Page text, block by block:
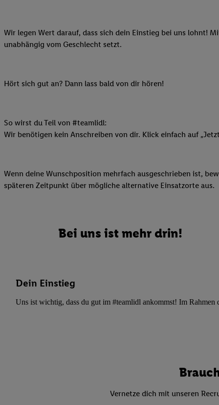
Wir legen Wert darauf, dass sich dein Einstieg bei uns lohnt!
unabhängig vom Geschlecht setzt.
Hört sich gut an? Dann lass bald von dir hören!
So wirst du Teil von #teamlidl:
Wir benötigen kein Anschreiben von dir. Klick einfach auf
Wenn deine Wunschposition mehrfach ausgeschrieben ist,
späteren Zeitpunkt über mögliche alternative Einsatzorte aus.
Bei uns ist mehr drin!
Dein Einstieg
Uns ist wichtig, dass du gut im #teamlidl ankommst! Im Rahmen
Vernetze dich mit unseren
Adresse und einer
können Ihre
Durch einen Klick auf
Ihre Einwilligung
Anzeige von
von Zielgruppen